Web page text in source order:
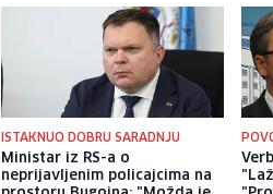
ISTAKNUO DOBRU SARADNJU
Ministar iz RS-a o
neprijavljenim policajcima na